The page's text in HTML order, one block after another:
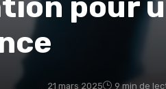
21 mars 2025 9 min de